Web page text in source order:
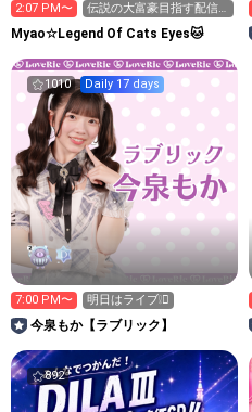
2:07 PM〜
伝説の大富豪目指す配信
２日目
Myao☆Legend Of Cats Eyes🐱
1010 Daily 17 days
7:00 PM〜 明日はライブ❕🫪
今泉もか【ラブリック】
892